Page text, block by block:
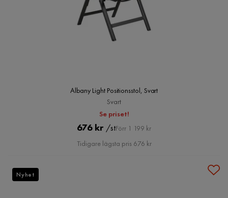
Albany Light Positionsstol, Svart
Svart
Se priset!
Pris
676 kr /stOriginal
Pris
Förr 1 199 kr
Tidigare lägsta pris 676 kr
Nyhet